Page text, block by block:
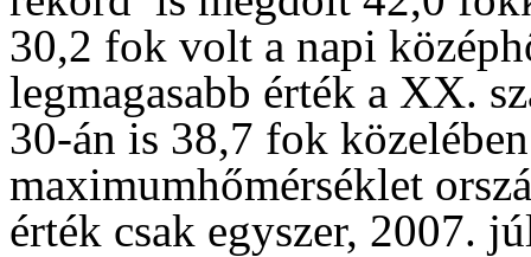
30,2 fok volt a napi
legmagasabb érték a XX.
30-án is 38,7 fok
maximumhőmérséklet
érték csak egyszer, 2007.